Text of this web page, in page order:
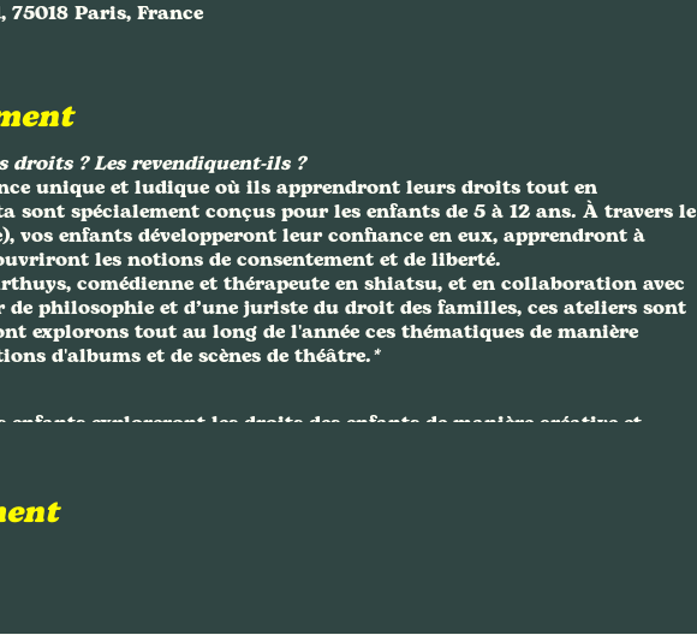
75018 Paris, France
droits ? Les revendiquent-ils ?
unique et ludique où ils apprendront leurs droits tout en
sont spécialement conçus pour les enfants de 5 à 12 ans. À travers le
vos enfants développeront leur confiance en eux, apprendront à
les notions de consentement et de liberté.
comédienne et thérapeute en shiatsu, et en collaboration avec
de philosophie et d’une juriste du droit des familles, ces ateliers sont
explorons tout au long de l'année ces thématiques de manière
d'albums et de scènes de théâtre.*
enfants exploreront les droits des enfants de manière créative et
par des experts, vos enfants bénéficieront d'un